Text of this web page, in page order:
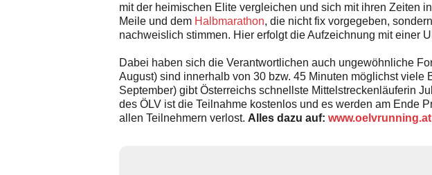
mit der heimischen Elite vergleichen und sich mit ihren Zeiten
Meile und dem Halbmarathon, die nicht fix vorgegeben,
nachweislich stimmen. Hier erfolgt die Aufzeichnung mit einer
Dabei haben sich die Verantwortlichen auch ungewöhnliche
August) sind innerhalb von 30 bzw. 45 Minuten möglichst viele
September) gibt Österreichs schnellste Mittelstreckenläuferin
des ÖLV ist die Teilnahme kostenlos und es werden am Ende
allen Teilnehmern verlost. ­ Alles dazu auf: www.oelvrunning.at